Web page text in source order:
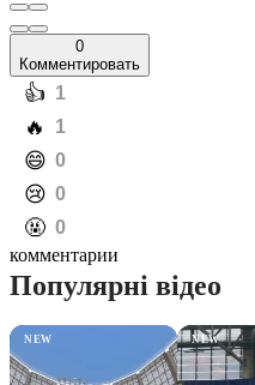
0
Комментировать
️👍 1
️🔥 1
️😄 0
️😢 0
️🤬 0
комментарии